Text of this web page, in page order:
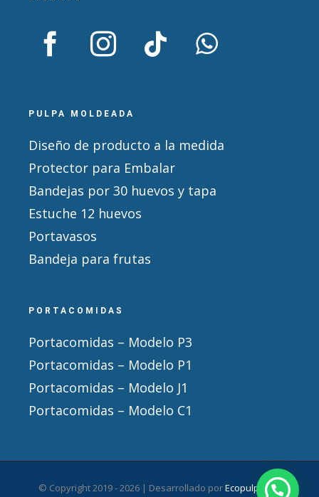
PULPA MOLDEADA
Diseño de producto a la medida
Protector para Embalar
Bandejas por 30 huevos y tapa
Estuche 12 huevos
Portavasos
Bandeja para frutas
PORTACOMIDAS
Portacomidas – Modelo P3
Portacomidas – Modelo P1
Portacomidas – Modelo J1
Portacomidas – Modelo C1
© Copyright 2019 -2026 | Desarrollado porEcopulpack|